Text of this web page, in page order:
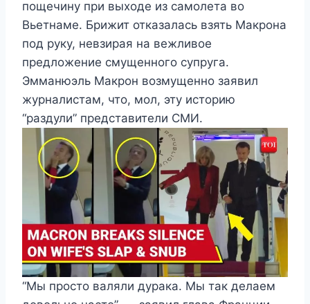
пощечину при выходе из самолета во
Вьетнаме. Брижит отказалась взять Макрона
под руку, невзирая на вежливое
предложение смущенного супруга.
Эмманюэль Макрон возмущенно заявил
журналистам, что, мол, эту историю
“раздули” представители СМИ.
“Мы просто валяли дурака. Мы так делаем